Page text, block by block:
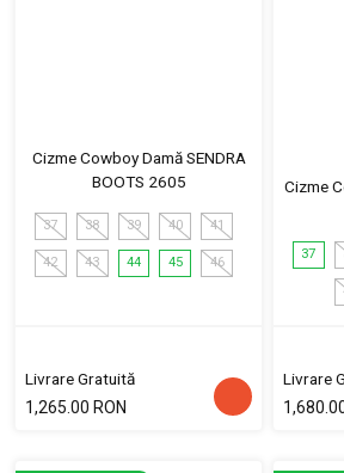
Cizme Cowboy Damă SENDRA
BOOTS 2605
37 38 39 40 41
42 43 44 45 46
Livrare Gratuită
1,265.00 RON
Cizme
37
Livrare